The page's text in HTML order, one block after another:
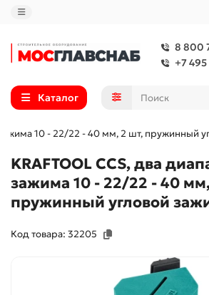
8 800
+7
Каталог
зажима 10 - 22/22 - 40 мм, 2 шт, пружинный
KRAFTOOL CCS, два
зажима 10 - 22/22 - 40
пружинный угловой
Код товара: 32205